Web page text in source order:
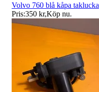
Volvo 760 blå kåpa taklucka
Pris:350 kr,Köp nu.